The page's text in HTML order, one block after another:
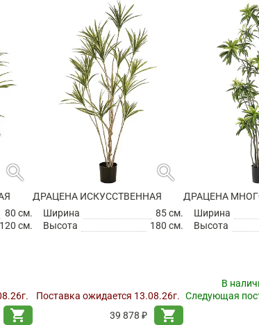
search
80 см.
120 см.
shopping_cart
search
ДРАЦЕНА ИСКУССТВЕННАЯ
Ширина
85 см.
Высота
180 см.
Поставка ожидается 13.08.26г.
39 878 ₽
shopping_cart
Ширина
Высота
В
Следующая